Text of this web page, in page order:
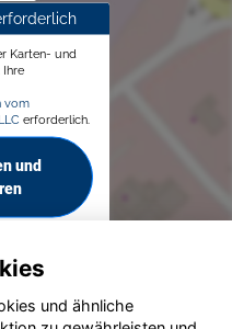
Karten- und
Ihre
vom
erforderlich.
und
und ähnliche